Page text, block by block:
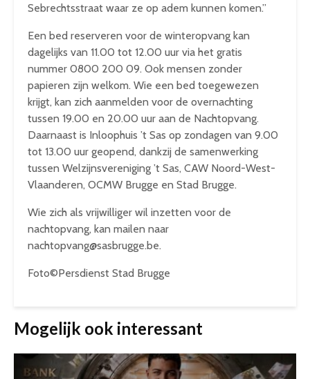
Sebrechtsstraat waar ze op adem kunnen komen.”
Een bed reserveren voor de winteropvang kan
dagelijks van 11.00 tot 12.00 uur via het gratis
nummer 0800 200 09. Ook mensen zonder
papieren zijn welkom. Wie een bed toegewezen
krijgt, kan zich aanmelden voor de overnachting
tussen 19.00 en 20.00 uur aan de Nachtopvang.
Daarnaast is Inloophuis ’t Sas op zondagen van 9.00
tot 13.00 uur geopend, dankzij de samenwerking
tussen Welzijnsvereniging ’t Sas, CAW Noord-West-
Vlaanderen, OCMW Brugge en Stad Brugge.
Wie zich als vrijwilliger wil inzetten voor de
nachtopvang, kan mailen naar
nachtopvang@sasbrugge.be.
Foto©Persdienst Stad Brugge
Mogelijk ook interessant